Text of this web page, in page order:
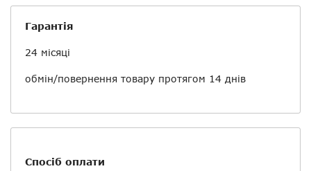
Гарантія
24 місяці
обмін/повернення товару протягом 14 днів
Спосіб оплати